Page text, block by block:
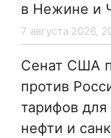
в Нежине и
7 августа 2026,
Сенат США
против
тарифов для
нефти и